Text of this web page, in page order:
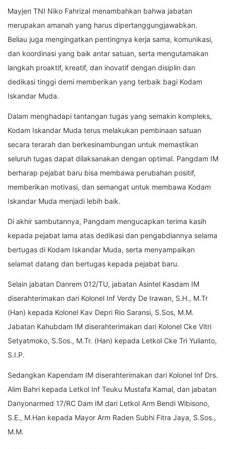
Mayjen TNI Niko Fahrizal menambahkan bahwa jabatan
merupakan amanah yang harus dipertanggungjawabkan.
Beliau juga mengingatkan pentingnya kerja sama, komunikasi,
dan koordinasi yang baik antar satuan, serta mengutamakan
langkah proaktif, kreatif, dan inovatif dengan disiplin dan
dedikasi tinggi demi memberikan yang terbaik bagi Kodam
Iskandar Muda.
Dalam menghadapi tantangan tugas yang semakin kompleks,
Kodam Iskandar Muda terus melakukan pembinaan satuan
secara terarah dan berkesinambungan untuk memastikan
seluruh tugas dapat dilaksanakan dengan optimal. Pangdam IM
berharap pejabat baru bisa membawa perubahan positif,
memberikan motivasi, dan semangat untuk membawa Kodam
Iskandar Muda menjadi lebih baik.
Di akhir sambutannya, Pangdam mengucapkan terima kasih
kepada pejabat lama atas dedikasi dan pengabdiannya selama
bertugas di Kodam Iskandar Muda, serta menyampaikan
selamat datang dan bertugas kepada pejabat baru.
Selain jabatan Danrem 012/TU, jabatan Asintel Kasdam IM
diserahterimakan dari Kolonel Inf Verdy De Irawan, S.H., M.Tr
(Han) kepada Kolonel Kav Depri Rio Saransi, S.Sos, M.M.
Jabatan Kahubdam IM diserahterimakan dari Kolonel Cke Vitri
Setyatmoko, S.Sos., M.Tr. (Han) kepada Letkol Cke Tri Yulianto,
S.I.P.
Sedangkan Kapendam IM diserahterimakan dari Kolonel Inf Drs.
Alim Bahri kepada Letkol Inf Teuku Mustafa Kamal, dan jabatan
Danyonarmed 17/RC Dam IM dari Letkol Arm Bendi Wibisono,
S.E., M.Han kepada Mayor Arm Raden Subhi Fitra Jaya, S.Sos.,
M.M.